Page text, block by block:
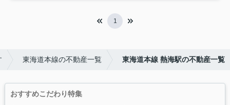
1
東海道本線の不動産一覧 東海道本線 熱海駅の不動産一覧
おすすめこだわり特集